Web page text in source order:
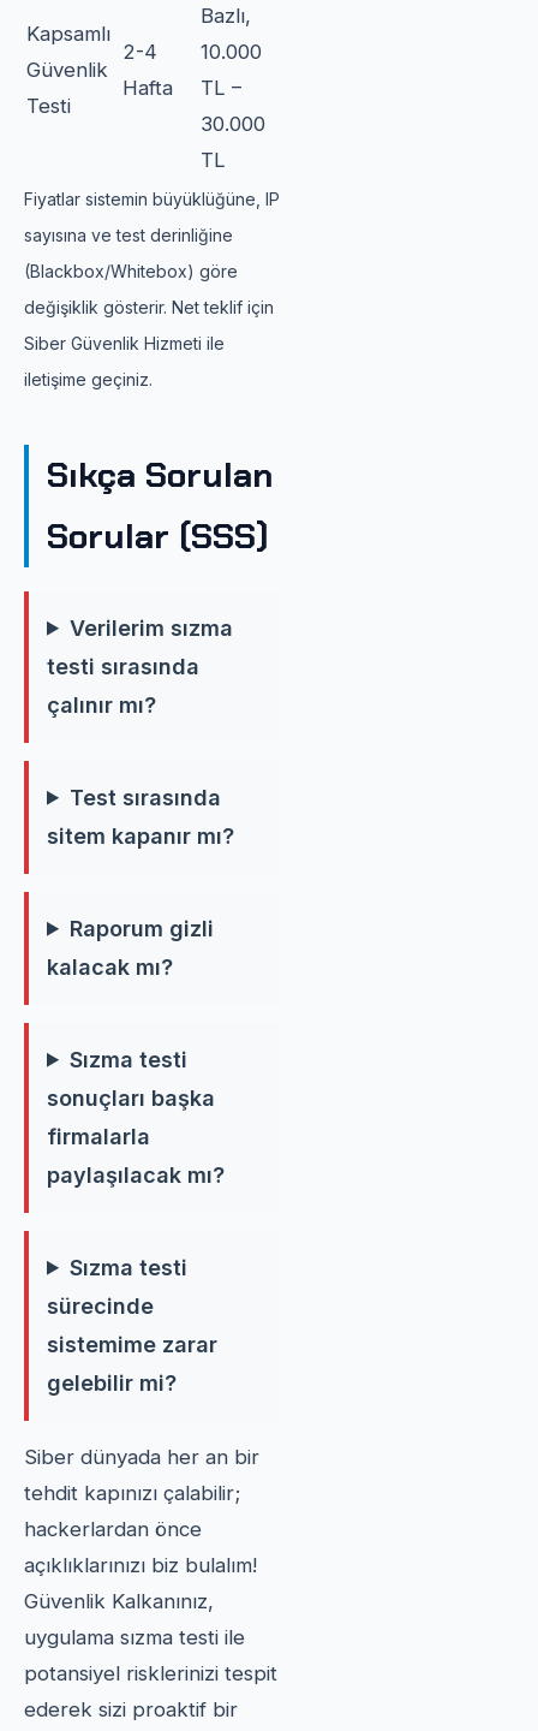
Kapsamlı
Güvenlik
Testi
2-4
Hafta
Bazlı,
10.000
TL –
30.000
TL
Fiyatlar sistemin büyüklüğüne, IP
sayısına ve test derinliğine
(Blackbox/Whitebox) göre
değişiklik gösterir. Net teklif için
Siber Güvenlik Hizmeti ile
iletişime geçiniz.
Sıkça Sorulan
Sorular (SSS)
Verilerim sızma
testi sırasında
çalınır mı?
Test sırasında
sitem kapanır mı?
Raporum gizli
kalacak mı?
Sızma testi
sonuçları başka
firmalarla
paylaşılacak mı?
Sızma testi
sürecinde
sistemime zarar
gelebilir mi?
Siber dünyada her an bir
tehdit kapınızı çalabilir;
hackerlardan önce
açıklıklarınızı biz bulalım!
Güvenlik Kalkanınız,
uygulama sızma testi ile
potansiyel risklerinizi tespit
ederek sizi proaktif bir